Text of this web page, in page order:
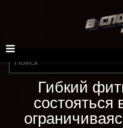
Гибкий